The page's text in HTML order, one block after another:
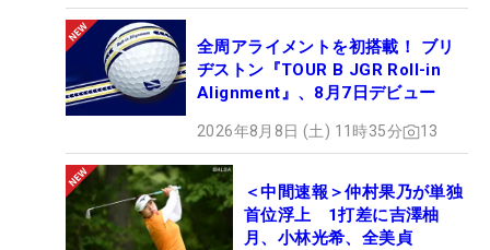
全周アライメントを初搭載！ ブリ
ヂストン『TOUR B JGR Roll-in
Alignment』、8月7日デビュー
2026年8月8日 (土) 11時35分 13
＜中間速報＞仲村果乃が単独
首位浮上 1打差に吉澤柚
月、小林光希、全美貞